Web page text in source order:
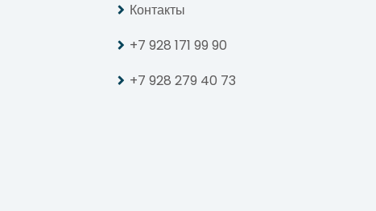
Контакты
+7 928 171 99 90
+7 928 279 40 73